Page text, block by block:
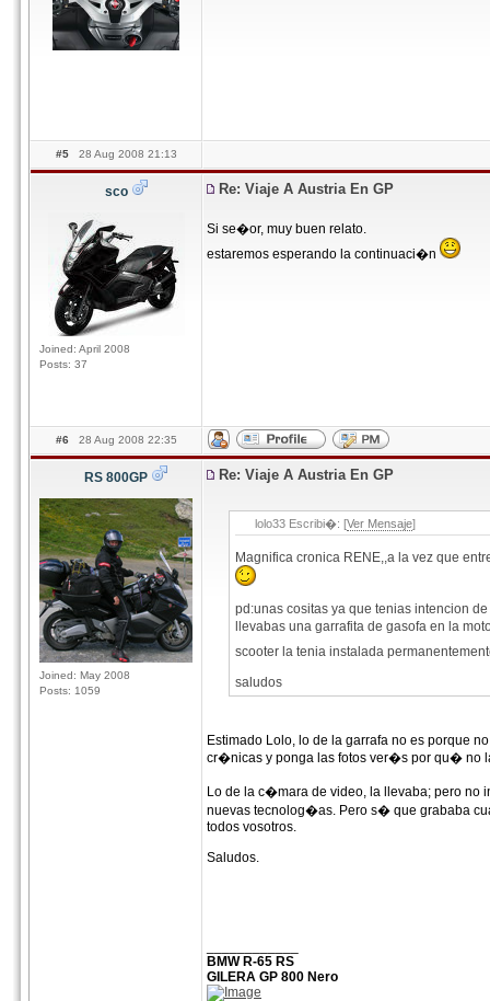
#5 28 Aug 2008 21:13
sco
Joined: April 2008
Posts: 37
Re: Viaje A Austria En GP
Si se�or, muy buen relato.
estaremos esperando la continuaci�n
#6 28 Aug 2008 22:35
RS 800GP
Joined: May 2008
Posts: 1059
Re: Viaje A Austria En GP
lolo33 Escribi�: [Ver Mensaje]
Magnifica cronica RENE,,a la vez que
pd:unas cositas ya que tenias intencion
llevabas una garrafita de gasofa en la
scooter la tenia instalada
saludos
Estimado Lolo, lo de la garrafa no es porque
cr�nicas y ponga las fotos ver�s por qu� no
Lo de la c�mara de video, la llevaba; pero no
nuevas tecnolog�as. Pero s� que grababa
todos vosotros.
Saludos.
BMW R-65 RS
GILERA GP 800 Nero